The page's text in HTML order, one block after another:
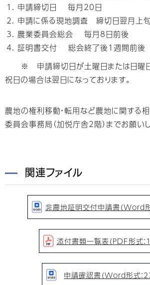
申請締切日 毎月20日
申請に係る現地調査 締切日翌月上旬
農業委員会総会 毎月8日前後
証明書交付 総会終了後1週間前後
※ 申請締切日が土曜日または日曜日
祝日の場合は翌日になっております。
農地の権利移動・転用など農地に関する
委員会事務局（加悦庁舎2階）までお願いし
関連ファイル
非農地証明交付申請書（Word形
添付書類一覧表（PDF形式：
申請確認書（Word形式：